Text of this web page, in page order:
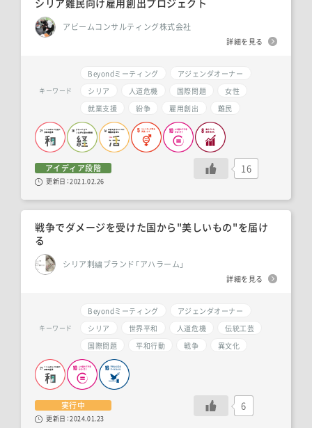
戦争でダメージを受けた国から"美しいもの"を届け
る
シリア刺繍ブランド「アハラーム」
詳細を見る
キーワード
Beyondミーティング
アジェンダオーナー
シリア
世界平和 人道危機
伝統工芸
国際問題
平和行動 戦争 異文化
実行中
更新日：2024.01.23
6
シリア難民向け雇用創出プロジェクト
アビームコンサルティング株式会社
詳細を見る
キーワード
Beyondミーティング
アジェンダオーナー
シリア
人道危機 国際問題
女性
就業支援
紛争 雇用創出 難民
アイディア段階
更新日：2021.02.26
16